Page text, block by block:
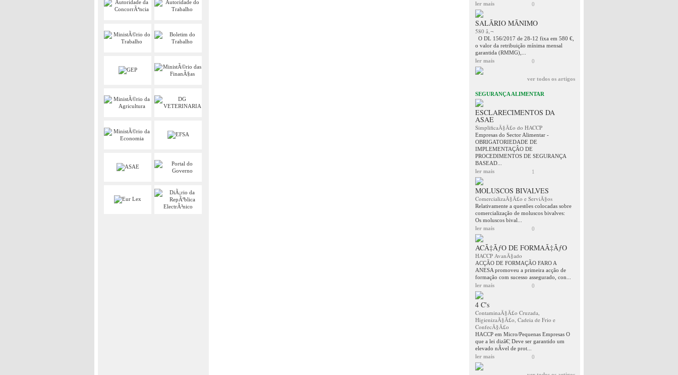
ler mais
0
SALÃRIO MÃNIMO
580 â‚¬
O DL 156/2017 de 28-12 fixa em 580 €,
o valor da retribuição mínima mensal
garantida (RMMG),...
ler mais
0
ver todos os artigos
SEGURANÇA ALIMENTAR
ESCLARECIMENTOS DA
ASAE
SimplificaÃ§Ã£o do HACCP
Empresas do Sector Alimentar -
OBRIGATORIEDADE DE
IMPLEMENTAÇÂO DE
PROCEDIMENTOS DE SEGURANÇA
BASEAD...
ler mais
1
MOLUSCOS BIVALVES
ComercializaÃ§Ã£o e ServiÃ§os
Relativamente a questões colocadas sobre
comercialização de moluscos bivalves:
Os moluscos bival...
ler mais
0
ACÃ‡ÃƒO DE FORMAÃ‡ÃƒO
HACCP AvanÃ§ado
ACÇÃO DE FORMAÇÃO FARO A
ANESA promoveu a primeira acção de
formação com sucesso assegurado, con...
ler mais
0
4 C's
ContaminaÃ§Ã£o Cruzada,
HigienizaÃ§Ã£o, Cadeia de Frio e
ConfecÃ§Ã£o
HACCP em Micro/Pequenas Empresas O
que a lei dizâ€¦ Deve ser garantido um
elevado nÃ­vel de prot...
ler mais
0